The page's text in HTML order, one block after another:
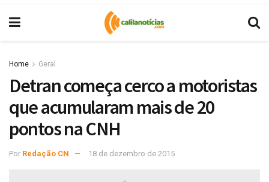
Home Geral
Detran começa cerco a motoristas
que acumularam mais de 20
pontos na CNH
Por Redação CN 18 de dezembro de 2015